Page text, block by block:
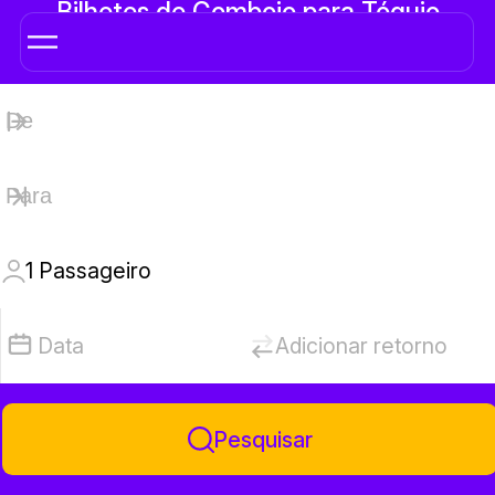
Bilhetes de Comboio para Tóquio
1 Passageiro
Data Adicionar retorno
Pesquisar